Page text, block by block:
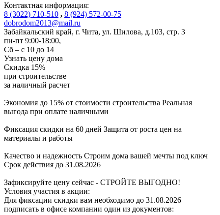
Контактная информация:
8 (3022) 710-510 , 8 (924) 572-00-75
dobrodom2013@mail.ru
Забайкальский край, г. Чита, ул. Шилова, д.103, стр. 3
пн-пт 9:00-18:00,
Сб – с 10 до 14
Узнать цену дома
Скидка 15%
при строительстве
за наличный расчет
Экономия до 15% от стоимости строительства Реальная
выгода при оплате наличными
Фиксация скидки на 60 дней Защита от роста цен на
материалы и работы
Качество и надежность Строим дома вашей мечты под ключ
Срок действия до 31.08.2026
Зафиксируйте цену сейчас - СТРОЙТЕ ВЫГОДНО!
Условия участия в акции:
Для фиксации скидки вам необходимо до 31.08.2026
подписать в офисе компании один из документов: